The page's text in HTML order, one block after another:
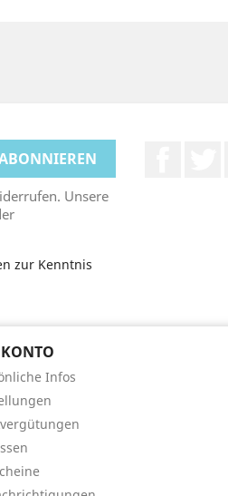
Unsere
zur Kenntnis
Infos